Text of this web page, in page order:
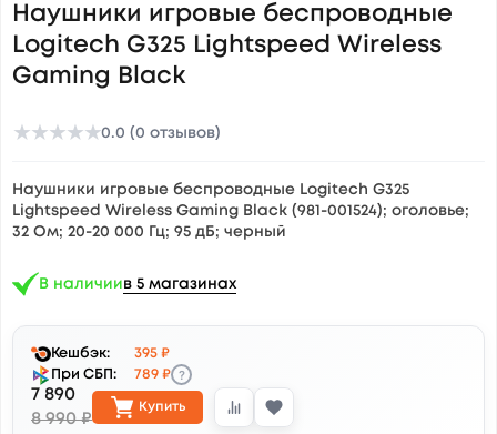
Наушники игровые беспроводные
Logitech G325 Lightspeed Wireless
Gaming Black
★★★★★0.0 (0 отзывов)
Наушники игровые беспроводные Logitech G325
Lightspeed Wireless Gaming Black (981-001524); оголовье;
32 Ом; 20-20 000 Гц; 95 дБ; черный
В наличиив 5 магазинах
Кешбэк:
395 ₽
При СБП:
789 ₽ ?
7 890
8 990 ₽
Купить